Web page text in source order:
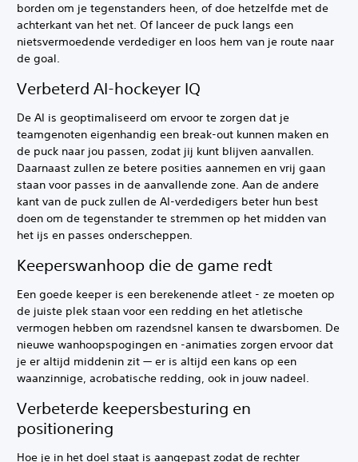
borden om je tegenstanders heen, of doe hetzelfde met de
achterkant van het net. Of lanceer de puck langs een
nietsvermoedende verdediger en loos hem van je route naar
de goal.
Verbeterd AI-hockeyer IQ
De AI is geoptimaliseerd om ervoor te zorgen dat je
teamgenoten eigenhandig een break-out kunnen maken en
de puck naar jou passen, zodat jij kunt blijven aanvallen.
Daarnaast zullen ze betere posities aannemen en vrij gaan
staan voor passes in de aanvallende zone. Aan de andere
kant van de puck zullen de AI-verdedigers beter hun best
doen om de tegenstander te stremmen op het midden van
het ijs en passes onderscheppen.
Keeperswanhoop die de game redt
Een goede keeper is een berekenende atleet - ze moeten op
de juiste plek staan voor een redding en het atletische
vermogen hebben om razendsnel kansen te dwarsbomen. De
nieuwe wanhoopspogingen en -animaties zorgen ervoor dat
je er altijd middenin zit — er is altijd een kans op een
waanzinnige, acrobatische redding, ook in jouw nadeel.
Verbeterde keepersbesturing en
positionering
Hoe je in het doel staat is aangepast zodat de rechter